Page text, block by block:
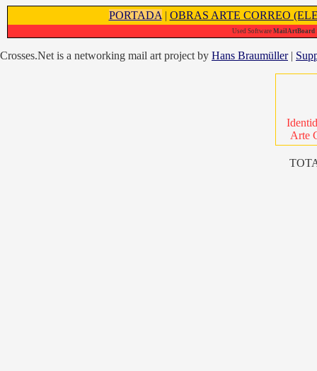
PORTADA | OBRAS ARTE CORREO
Used Software MailArtBoard
Crosses.Net is a networking mail art project by Hans Braumüller|
Arte